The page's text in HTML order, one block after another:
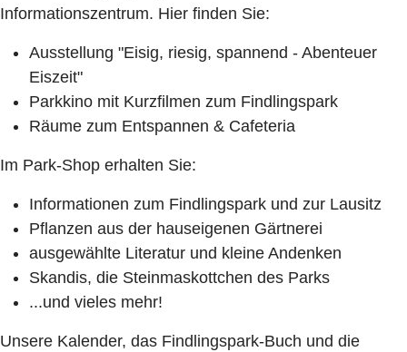
Informationszentrum. Hier finden Sie:
Ausstellung "Eisig, riesig, spannend - Abenteuer
Eiszeit"
Parkkino mit Kurzfilmen zum Findlingspark
Räume zum Entspannen & Cafeteria
Im Park-Shop erhalten Sie:
Informationen zum Findlingspark und zur Lausitz
Pflanzen aus der hauseigenen Gärtnerei
ausgewählte Literatur und kleine Andenken
Skandis, die Steinmaskottchen des Parks
...und vieles mehr!
Unsere Kalender, das Findlingspark-Buch und die